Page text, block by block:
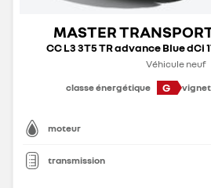
MASTER
CC L3 3T5 TR advance Blue dCi
Véhicule neuf
classe énergétique
G
moteur
transmission